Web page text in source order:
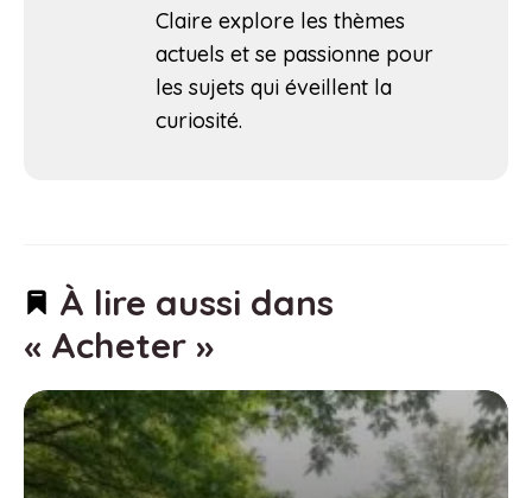
Claire explore les thèmes
actuels et se passionne pour
les sujets qui éveillent la
curiosité.
À lire aussi dans
« Acheter »